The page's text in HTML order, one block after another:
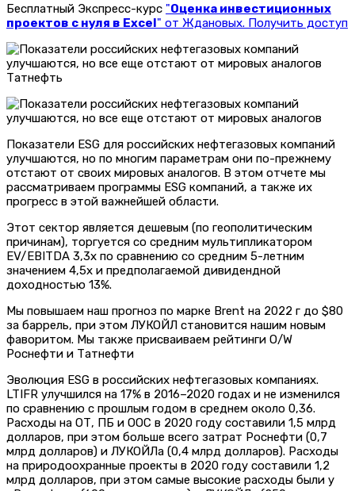
Бесплатный Экспресс-курс "Оценка инвестиционных
проектов с нуля в Excel" от Ждановых. Получить доступ
Татнефть
Показатели ESG для российских нефтегазовых компаний
улучшаются, но по многим параметрам они по-прежнему
отстают от своих мировых аналогов. В этом отчете мы
рассматриваем программы ESG компаний, а также их
прогресс в этой важнейшей области.
Этот сектор является дешевым (по геополитическим
причинам), торгуется со средним мультипликатором
EV/EBITDA 3,3x по сравнению со средним 5-летним
значением 4,5x и предполагаемой дивидендной
доходностью 13%.
Мы повышаем наш прогноз по марке Brent на 2022 г до $80
за баррель, при этом ЛУКОЙЛ становится нашим новым
фаворитом. Мы также присваиваем рейтинги O/W
Роснефти и Татнефти
Эволюция ESG в российских нефтегазовых компаниях.
LTIFR улучшился на 17% в 2016–2020 годах и не изменился
по сравнению с прошлым годом в среднем около 0,36.
Расходы на ОТ, ПБ и ООС в 2020 году составили 1,5 млрд
долларов, при этом больше всего затрат Роснефти (0,7
млрд долларов) и ЛУКОЙЛа (0,4 млрд долларов). Расходы
на природоохранные проекты в 2020 году составили 1,2
млрд долларов, при этом самые высокие расходы были у